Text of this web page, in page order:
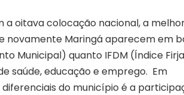
a oitava colocação nacional, a
novamente Maringá aparecem em
Municipal) quanto IFDM (Índice
saúde, educação e emprego. Em
do município é a